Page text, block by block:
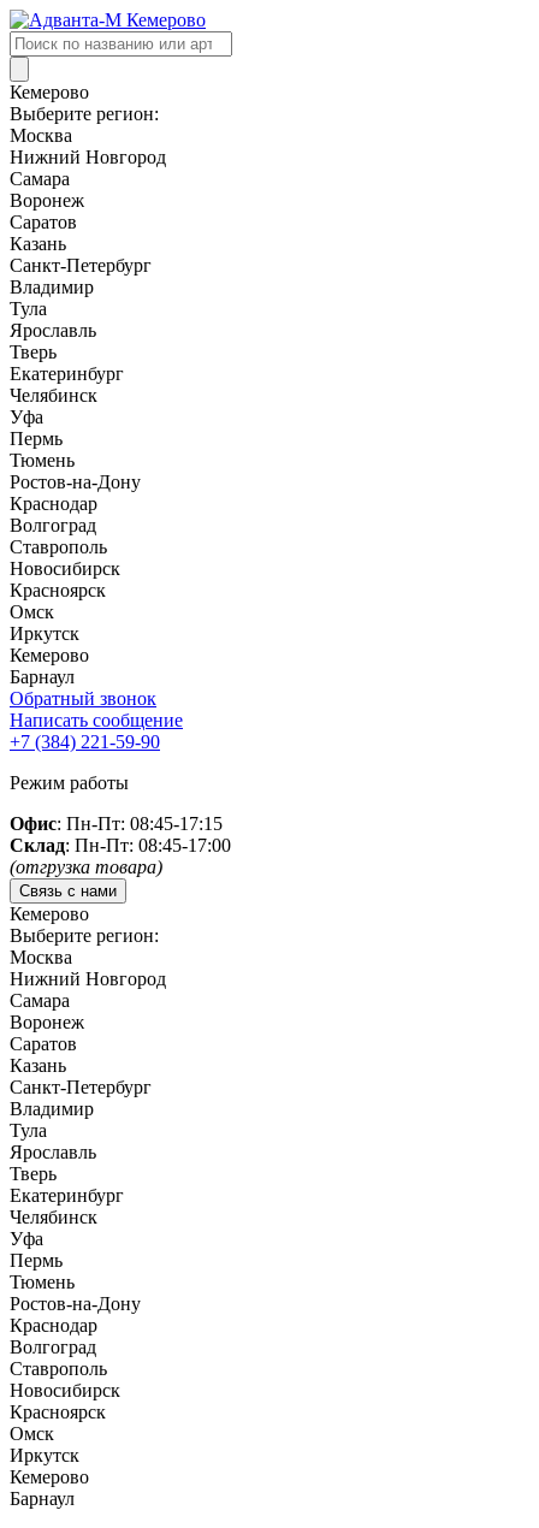
Поиск
товаров
Кемерово
Выберите регион:
Москва
Нижний Новгород
Самара
Воронеж
Саратов
Казань
Санкт-Петербург
Владимир
Тула
Ярославль
Тверь
Екатеринбург
Челябинск
Уфа
Пермь
Тюмень
Ростов-на-Дону
Краснодар
Волгоград
Ставрополь
Новосибирск
Красноярск
Омск
Иркутск
Кемерово
Барнаул
Обратный звонок
Написать сообщение
+7 (384) 221-59-90
Режим работы
Офис: Пн-Пт: 08:45-17:15
Склад: Пн-Пт: 08:45-17:00
(отгрузка товара)
Связь с нами
Кемерово
Выберите регион:
Москва
Нижний Новгород
Самара
Воронеж
Саратов
Казань
Санкт-Петербург
Владимир
Тула
Ярославль
Тверь
Екатеринбург
Челябинск
Уфа
Пермь
Тюмень
Ростов-на-Дону
Краснодар
Волгоград
Ставрополь
Новосибирск
Красноярск
Омск
Иркутск
Кемерово
Барнаул